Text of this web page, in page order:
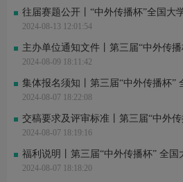
2024-08-13 12:01:54
2024-08-09 18:11:42
集体报名须知丨第三届“中外传播杯”
2024-08-07 18:22:08
2024-08-07 18:19:16
福利说明丨第三届“中外传播杯” 全国
2024-08-07 18:18:20